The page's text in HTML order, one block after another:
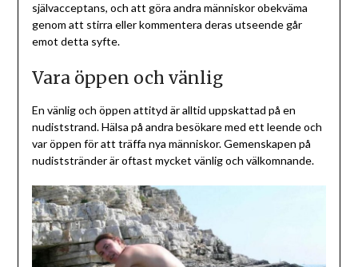
självacceptans, och att göra andra människor obekväma
genom att stirra eller kommentera deras utseende går
emot detta syfte.
Vara öppen och vänlig
En vänlig och öppen attityd är alltid uppskattad på en
nudiststrand. Hälsa på andra besökare med ett leende och
var öppen för att träffa nya människor. Gemenskapen på
nudiststränder är oftast mycket vänlig och välkomnande.